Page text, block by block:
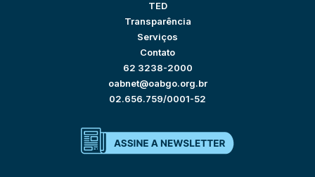
TED
Transparência
Serviços
Contato
62 3238-2000
oabnet@oabgo.org.br
02.656.759/0001-52